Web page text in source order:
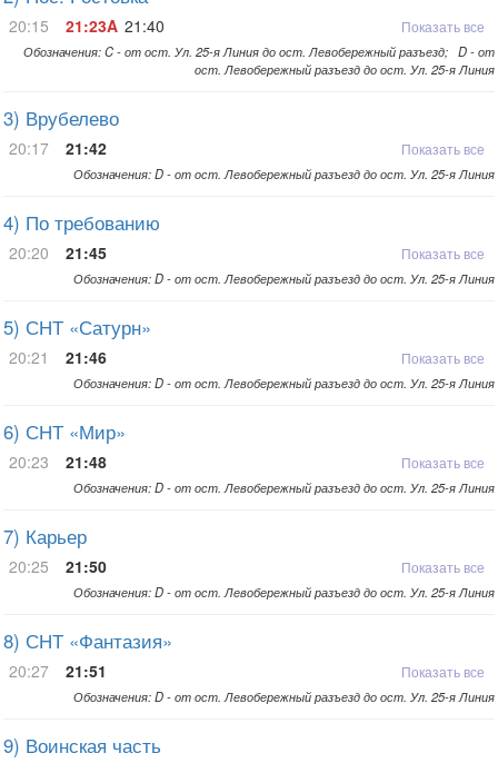
20:15 21:23A 21:40 Показать все
Обозначения: C - от ост. Ул. 25-я Линия до ост. Левобережный разъезд; D - от
ост. Левобережный разъезд до ост. Ул. 25-я Линия
3) Врубелево
20:17 21:42 Показать все
Обозначения: D - от ост. Левобережный разъезд до ост. Ул. 25-я Линия
4) По требованию
20:20 21:45 Показать все
Обозначения: D - от ост. Левобережный разъезд до ост. Ул. 25-я Линия
5) СНТ «Сатурн»
20:21 21:46 Показать все
Обозначения: D - от ост. Левобережный разъезд до ост. Ул. 25-я Линия
6) СНТ «Мир»
20:23 21:48 Показать все
Обозначения: D - от ост. Левобережный разъезд до ост. Ул. 25-я Линия
7) Карьер
20:25 21:50 Показать все
Обозначения: D - от ост. Левобережный разъезд до ост. Ул. 25-я Линия
8) СНТ «Фантазия»
20:27 21:51 Показать все
Обозначения: D - от ост. Левобережный разъезд до ост. Ул. 25-я Линия
9) Воинская часть